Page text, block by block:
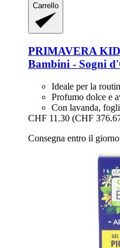
Carrello
PRIMAVERA
Bambini -​ Sogni
Ideale per la
Profumo dolce e
Con lavanda,
CHF 11.30 (CHF
Consegna entro il